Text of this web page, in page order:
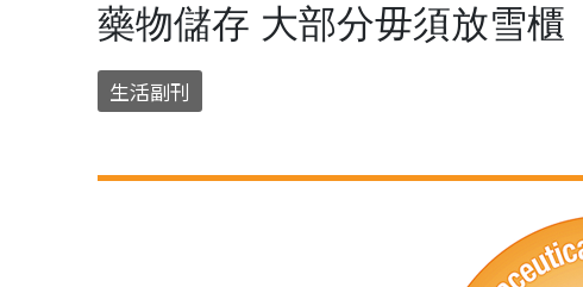
藥物儲存 大部分毋須放雪櫃
生活副刊